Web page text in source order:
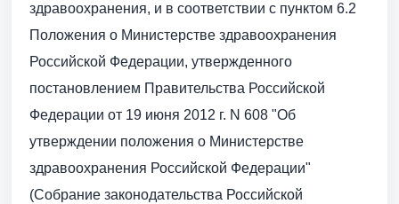
здравоохранения, и в соответствии с пунктом 6.2
Положения о Министерстве здравоохранения
Российской Федерации, утвержденного
постановлением Правительства Российской
Федерации от 19 июня 2012 г. N 608 "Об
утверждении положения о Министерстве
здравоохранения Российской Федерации"
(Собрание законодательства Российской